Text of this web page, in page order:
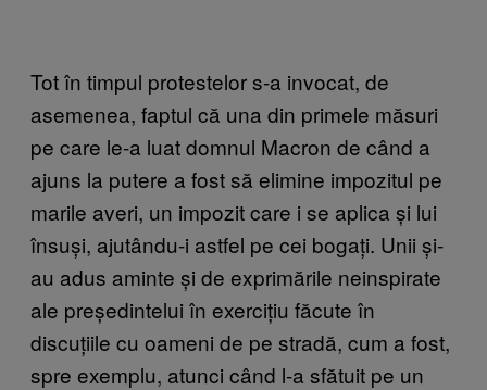
Tot în timpul protestelor s-a invocat, de
asemenea, faptul că una din primele măsuri
pe care le-a luat domnul Macron de când a
ajuns la putere a fost să elimine impozitul pe
marile averi, un impozit care i se aplica și lui
însuși, ajutându-i astfel pe cei bogați. Unii și-
au adus aminte și de exprimările neinspirate
ale președintelui în exercițiu făcute în
discuțiile cu oameni de pe stradă, cum a fost,
spre exemplu, atunci când l-a sfătuit pe un